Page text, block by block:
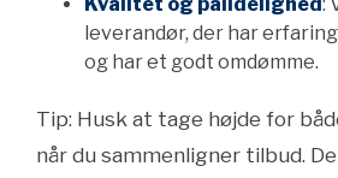
leverandør, der har
og har et godt omdømme.
Tip: Husk at tage højde for
når du sammenligner tilbud.